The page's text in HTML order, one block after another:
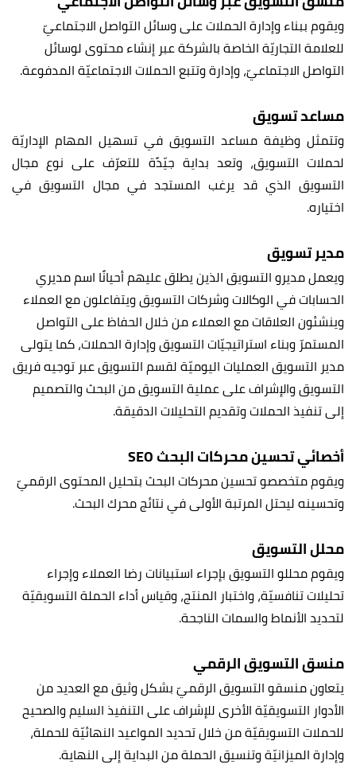
ويقوم ببناء وإدارة الحملات على وسائل التواصل الاجتماعيّ
للعلامة التجاريّة الخاصة بالشركة عبر إنشاء محتوى لوسائل
التواصل الاجتماعيّ، وإدارة وتتبع الحملات الاجتماعيّة المدفوعة.
مساعد تسويق
وتتمثل وظيفة مساعد التسويق في تسهيل المهام الإداريّة
لحملات التسويق، وتعد بداية جيّدًة للتعرّف على نوع مجال
التسويق الذي قد يرغب المستجد في مجال التسويق في
اختياره.
مدير تسويق
ويعمل مديرو التسويق الذين يطلق عليهم أحيانًا اسم مديري
الحسابات في الوكالات وشركات التسويق ويتفاعلون مع العملاء
وينشئون العلاقات مع العملاء من خلال الحفاظ على التواصل
المستمرّ وبناء استراتيجيّات التسويق وإدارة الحملات، كما يتولى
مدير التسويق العمليات اليوميّة لقسم التسويق عبر توجيه فريق
التسويق والإشراف على عملية التسويق من البحث والتصميم
إلى تنفيذ الحملات وتقديم التحليلات الدقيقة.
أخصائي تحسين محركات البحث SEO
ويقوم متخصصو تحسين محركات البحث بتحليل المحتوى الرقميّ
وتحسينه ليحتل المرتبة الأولى في نتائج محرك البحث.
محلل التسويق
ويقوم محللو التسويق بإجراء استبيانات رضا العملاء وإجراء
تحليلات تنافسيّة، واختبار المنتج، وقياس أداء الحملة التسويقيّة
لتحديد الأنماط والسمات الناجحة.
منسق التسويق الرقمي
يتعاون منسقو التسويق الرقميّ بشكل وثيق مع العديد من
الأدوار التسويقيّة الأخرى للإشراف على التنفيذ السليم والصحيح
للحملات التسويقيّة من خلال تحديد المواعيد النهائيّة للحملة،
وإدارة الميزانيّة وتنسيق الحملة من البداية إلى النهاية.